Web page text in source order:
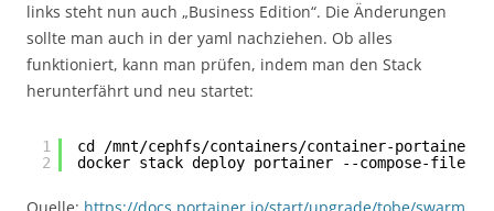
links steht nun auch „Business Edition“. Die Änderungen
sollte man auch in der yaml nachziehen. Ob alles
funktioniert, kann man prüfen, indem man den Stack
herunterfährt und neu startet:
1
2
cd /mnt/cephfs/containers/container-portainer
docker stack deploy portainer --compose-file